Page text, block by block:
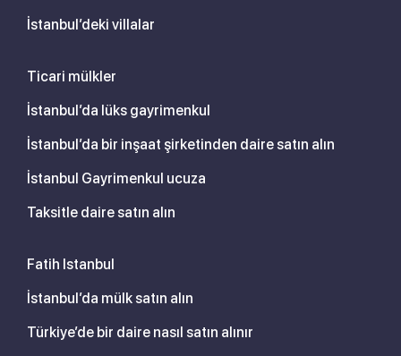
İstanbul’deki villalar
Ticari mülkler
İstanbul’da lüks gayrimenkul
İstanbul’da bir inşaat şirketinden daire satın alın
İstanbul Gayrimenkul ucuza
Taksitle daire satın alın
Fatih Istanbul
İstanbul’da mülk satın alın
Türkiye’de bir daire nasıl satın alınır